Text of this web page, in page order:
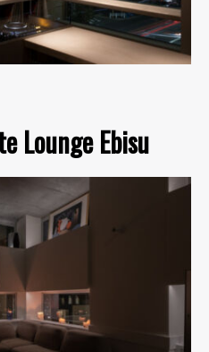
Lounge Ebisu